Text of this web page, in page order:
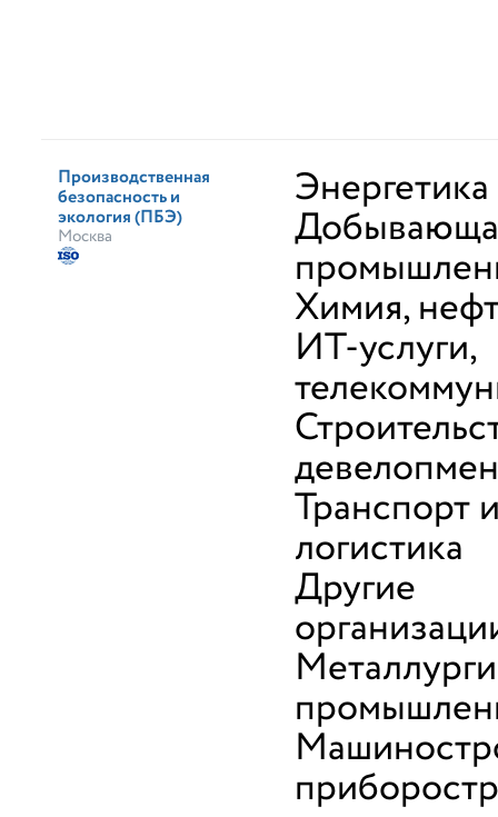
Производственная
безопасность и
экология (ПБЭ)
Москва
Энергетика
Химия,
ИТ-услуги,
Транспорт
логистика
Другие